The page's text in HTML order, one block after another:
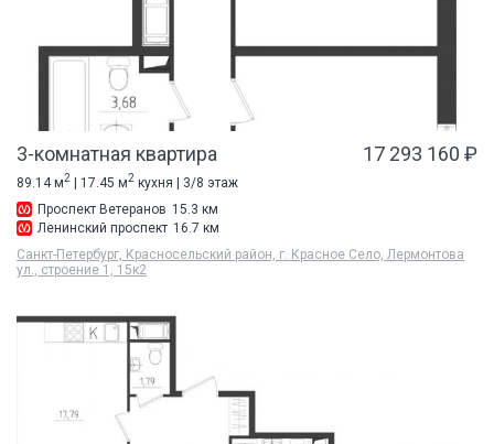
3-комнатная квартира 17 293 160 ₽
89.14 м2 | 17.45 м2 кухня | 3/8 этаж
Проспект Ветеранов 15.3 км
Ленинский проспект 16.7 км
Санкт-Петербург, Красносельский район, г. Красное Село, Лермонтова
ул., строение 1, 15к2